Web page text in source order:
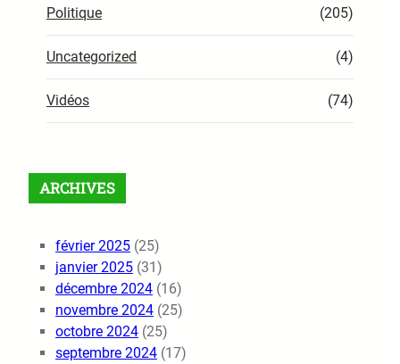
Politique (205)
Uncategorized (4)
Vidéos (74)
ARCHIVES
février 2025 (25)
janvier 2025 (31)
décembre 2024 (16)
novembre 2024 (25)
octobre 2024 (25)
septembre 2024 (17)